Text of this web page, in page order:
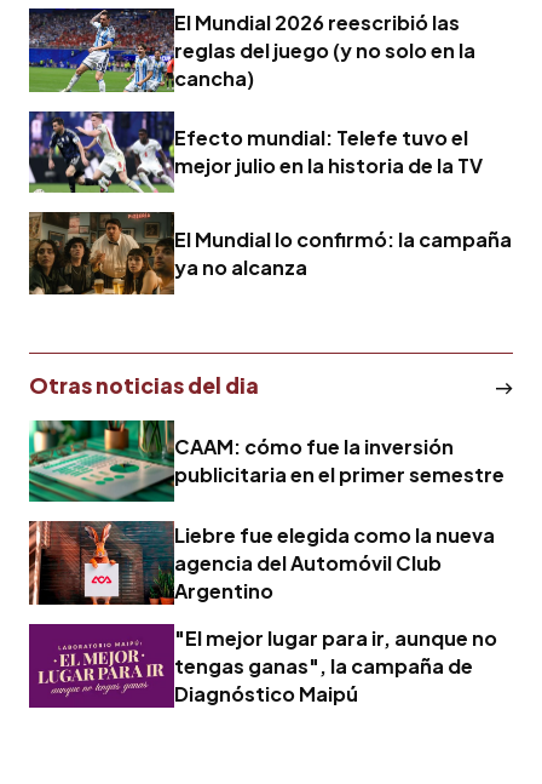
El Mundial 2026 reescribió las
reglas del juego (y no solo en la
cancha)
Efecto mundial: Telefe tuvo el
mejor julio en la historia de la TV
El Mundial lo confirmó: la campaña
ya no alcanza
Otras noticias del dia
CAAM: cómo fue la inversión
publicitaria en el primer semestre
Liebre fue elegida como la nueva
agencia del Automóvil Club
Argentino
"El mejor lugar para ir, aunque no
tengas ganas", la campaña de
Diagnóstico Maipú